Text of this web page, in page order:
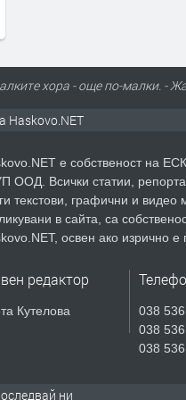
хора - още по-малки. -
Haskovo.NET
е собственост на
ООД. Всички статии,
текстови, графични и видео
в сайта, са
освен ако изрично е
редактор
Кутелова
038
038
038
ни